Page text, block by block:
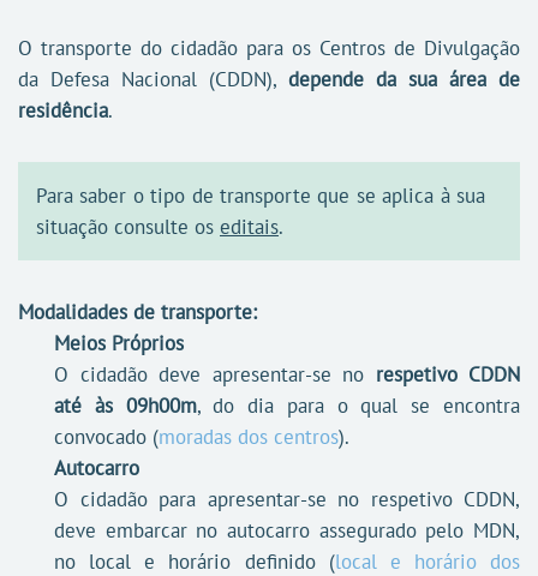
O transporte do cidadão para os Centros de Divulgação
da Defesa Nacional (CDDN), depende da sua área de
residência.
Para saber o tipo de transporte que se aplica à sua
situação consulte os editais.
Modalidades de transporte:
Meios Próprios
O cidadão deve apresentar-se no respetivo CDDN
até às 09h00m, do dia para o qual se encontra
convocado (moradas dos centros).
Autocarro
O cidadão para apresentar-se no respetivo CDDN,
deve embarcar no autocarro assegurado pelo MDN,
no local e horário definido (local e horário dos